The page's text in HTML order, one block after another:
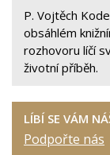
P. Vojtěch
obsáhlém
rozhovoru líčí
životní příběh.
LÍBÍ SE VÁM
Podpořte nás